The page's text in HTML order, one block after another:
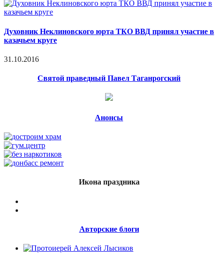
Духовник Неклиновского юрта ТКО ВВД принял участие в
казачьем круге
31.10.2016
Святой праведный Павел Таганрогский
Анонсы
Икона праздника
Авторские блоги